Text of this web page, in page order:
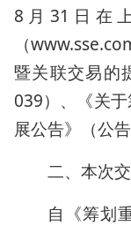
8月31日在
（
暨关联交易的
039）、《关
展公告》（公
二、本次
自《筹划